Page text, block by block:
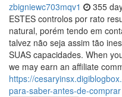
zbigniewc703mqv1 355
ESTES controlos por rato
natural, porém tendo em
talvez não seja assim tão
SUAS capacidades. When
we may earn an affiliate
https://
para-saber-antes-de-comprar